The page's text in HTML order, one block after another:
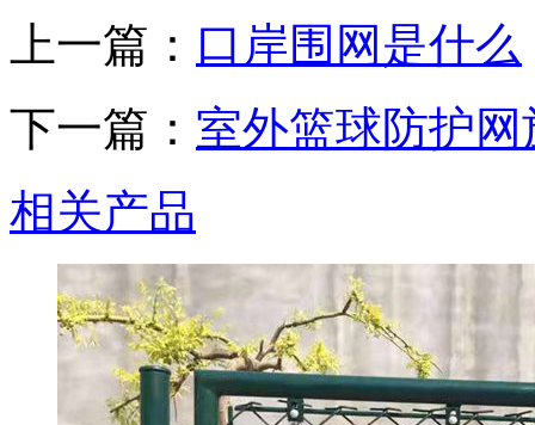
上一篇： 口岸围网是什么
下一篇： 室外篮球防护
相关产品